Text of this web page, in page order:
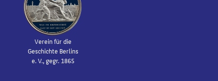
Verein für die
Geschichte Berlins
e. V., gegr. 1865